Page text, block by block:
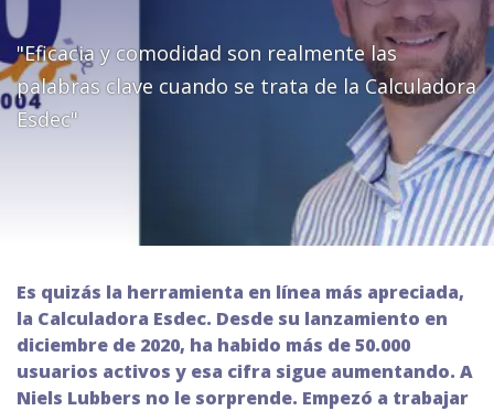
"Eficacia y comodidad son realmente las
palabras clave cuando se trata de la Calculadora
Esdec"
Es quizás la herramienta en línea más apreciada,
la Calculadora Esdec. Desde su lanzamiento en
diciembre de 2020, ha habido más de 50.000
usuarios activos y esa cifra sigue aumentando. A
Niels Lubbers no le sorprende. Empezó a trabajar